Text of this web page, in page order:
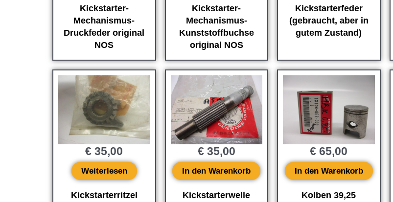
Kickstarter-
Mechanismus-
Druckfeder original
NOS
Kickstarter-
Mechanismus-
Kunststoffbuchse
original NOS
Kickstarterfeder
(gebraucht, aber in
gutem Zustand)
Kickstarterritzel
€ 35,00
Weiterlesen
Kickstarterwelle
€35,00
In den Warenkorb
Kolben 39,25
€ 65,00
In den Warenkorb